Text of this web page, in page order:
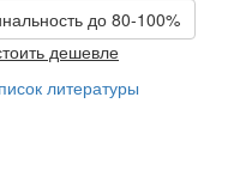
до 80-100%
дешевле
литературы